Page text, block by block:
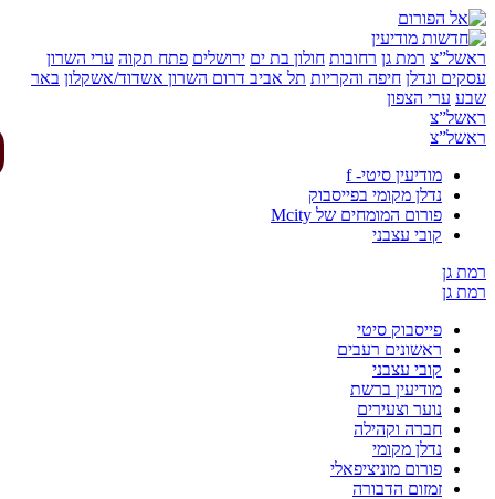
רמת גן רחובות חולון בת ים ירושלים פתח תקוה ערי השרון
ונדלן חיפה והקריות תל אביבדרום השרוןאשדוד/אשקלון באר
ערי הצפון
מודיעין סיטי- f
נדלן מקומי בפייסבוק
פורום המומחים של Mcity
קובי עצבני
גן
גן
פייסבוק סיטי
ראשונים רעבים
קובי עצבני
מודיעין ברשת
נוער וצעירים
חברה וקהילה
נדלן מקומי
פורום מוניציפאלי
זמזום הדבורה